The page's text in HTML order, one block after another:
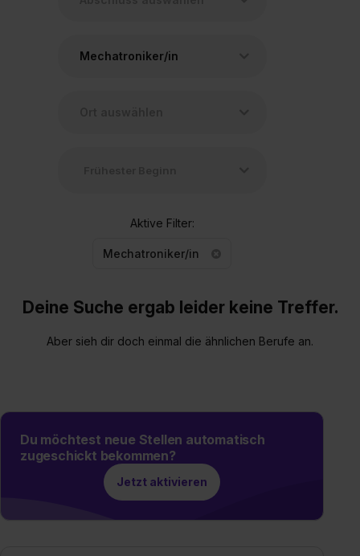
Mechatroniker/in
Aktive Filter:
Mechatroniker/in
Deine Suche ergab leider keine Treffer.
Aber sieh dir doch einmal die ähnlichen Berufe an.
Du möchtest neue Stellen automatisch
zugeschickt bekommen?
Jetzt aktivieren